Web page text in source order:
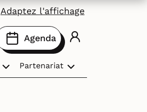
Adaptez l'affichage
Partenariat
Agenda